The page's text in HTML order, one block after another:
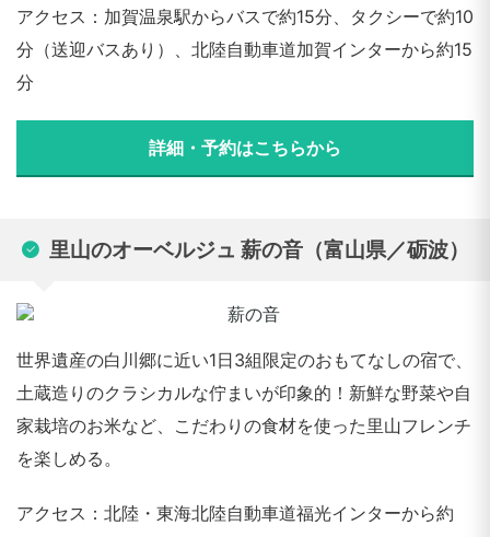
アクセス：加賀温泉駅からバスで約15分、タクシーで約10
分（送迎バスあり）、北陸自動車道加賀インターから約15
分
詳細・予約はこちらから
里山のオーベルジュ 薪の音（富山県／砺波）
世界遺産の白川郷に近い1日3組限定のおもてなしの宿で、
土蔵造りのクラシカルな佇まいが印象的！新鮮な野菜や自
家栽培のお米など、こだわりの食材を使った里山フレンチ
を楽しめる。
アクセス：北陸・東海北陸自動車道福光インターから約